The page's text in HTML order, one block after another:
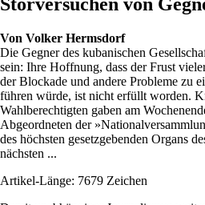
Von Volker Hermsdorf
Die Gegner des kubanischen
sein: Ihre Hoffnung, dass der Frust
der Blockade und andere Probleme zu
führen würde, ist nicht erfüllt worden.
Wahlberechtigten gaben am
Abgeordneten der
des höchsten gesetzgebenden Organs
nächsten ...
Artikel-Länge: 7679 Zeichen